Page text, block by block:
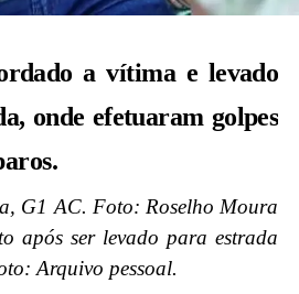
a vítima e levado
onde efetuaram golpes
G1 AC. Foto: Roselho Moura
após ser levado para estrada
Arquivo pessoal.